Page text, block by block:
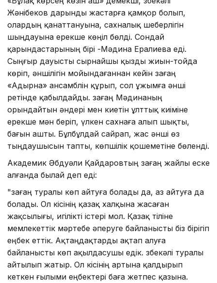
Жәнібеков дарынды жастарға қамқор болып,
олардың қанаттануына, сахналық шеберлігін
шыңдауына ерекше көңіл бөлді. Сондай
қарындастарының бірі -Мәдина Ералиева еді.
Сыңғыр дауысты сырнайшы қызды жиын-тойда
көріп, әншілігін мойындағаннан кейін Өзағаң
«Адырна» ансамблін құрып, сол ұжымға әнші
ретінде қабылдайды. Өзағаң Мәдинаның
орындайтын әндері мен киетін ұлттық киіміне
ерекше мән беріп, үлкен сахнаға алып шықты,
бағын ашты. Бұлбұлдай сайрап, жас әнші өз
тыңдаушысын тапты, көпшілік қошеметіне бөленді.
Академик Әбдуәли Қайдаровтың Өзағаң жайлы еске
алғанда былай деп еді:
"Өзағаң туралы көп айтуға болады да, аз айтуға да
болады. Ол кісінің қазақ халқына жасаған
жақсылығы, игілікті істері мол. Қазақ тіліне
мемлекеттік мәртебе әперуге байланысты біз бірігіп
еңбек еттік. Ақтаңдақтарды ақтап алуға
байланысты көп ақылдасушы едік. Өзбекәлі туралы
айтылып жатыр. Ол кісінің артына қалдырып
кеткен ғылыми еңбектері баға жетпес қазына.